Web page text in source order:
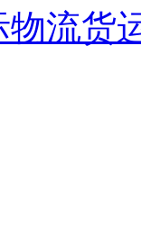
物流货